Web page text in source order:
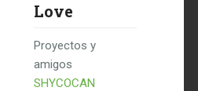
Love
Proyectos y
amigos
SHYCOCAN